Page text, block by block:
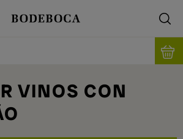
VINOS CON